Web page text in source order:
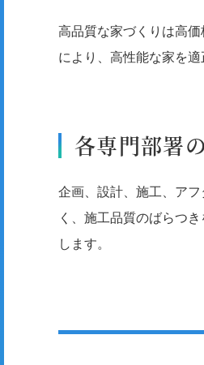
高品質な家づくりは高
により、高性能な家を
各専門部署
企画、設計、施工、ア
く、施工品質のばらつ
します。